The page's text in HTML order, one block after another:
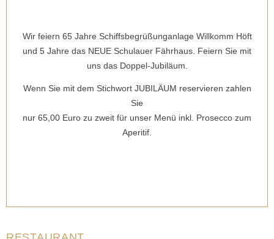
Wir feiern 65 Jahre Schiffsbegrüßunganlage Willkomm Höft
und 5 Jahre das NEUE Schulauer Fährhaus. Feiern Sie mit
uns das Doppel-Jubiläum.
Wenn Sie mit dem Stichwort JUBILÄUM reservieren zahlen
Sie
nur 65,00 Euro zu zweit für unser Menü inkl. Prosecco zum
Aperitif.